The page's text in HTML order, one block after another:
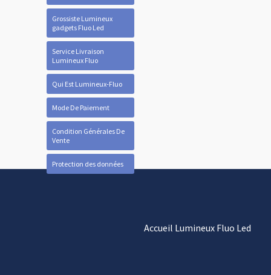
Grossiste Lumineux
gadgets Fluo Led
Service Livraison
Lumineux Fluo
Qui Est Lumineux-Fluo
Mode De Paiement
Condition Générales De
Vente
Protection des données
Accueil Lumineux Fluo Led